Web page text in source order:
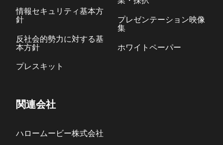
情報セキュリティ基本方
針
反社会的勢力に対する基
本方針
プレスキット
プレゼンテーション映像
集
ホワイトペーパー
関連会社
ハロームービー株式会社